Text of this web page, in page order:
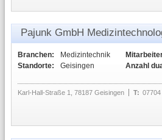
Pajunk GmbH
Branchen:
Medizintechnik
Standorte:
Geisingen
Anzahl
Karl-Hall-Straße 1, 78187 Geisingen T: